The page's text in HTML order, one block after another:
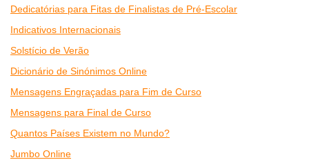
Dedicatórias para Fitas de Finalistas de Pré-Escolar
Indicativos Internacionais
Solstício de Verão
Dicionário de Sinónimos Online
Mensagens Engraçadas para Fim de Curso
Mensagens para Final de Curso
Quantos Países Existem no Mundo?
Jumbo Online